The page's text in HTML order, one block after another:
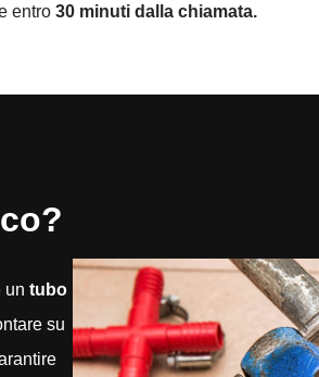
entro 30 minuti dalla chiamata.
un tubo
su